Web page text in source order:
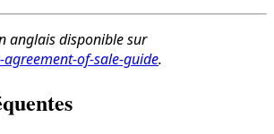
anglais disponible sur
of-sale-guide.